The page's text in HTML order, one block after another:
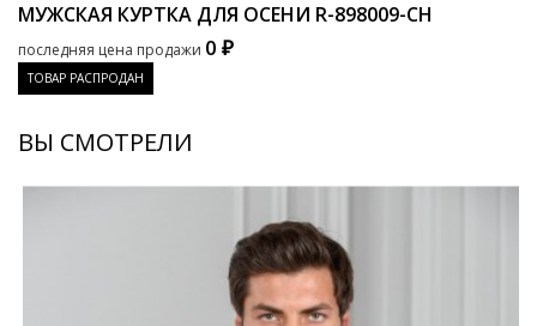
МУЖСКАЯ КУРТКА ДЛЯ ОСЕНИ R-898009-CH
последняя цена продажи 0 ₽
ТОВАР РАСПРОДАН
ВЫ СМОТРЕЛИ